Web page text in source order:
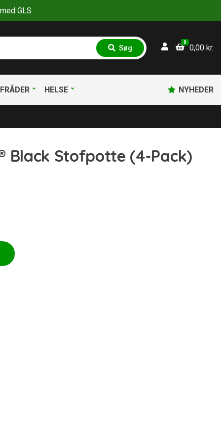
GLS
S
ø
Søg
0
0,00 kr.
FRÅDER HELSE NYHEDER
Black Stofpotte (4-Pack)